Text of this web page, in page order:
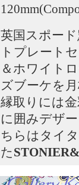
英国スポー
トプレート
＆ホワイト
ズブーケを
縁取りには
に囲みデザ
ちらはタイ
た